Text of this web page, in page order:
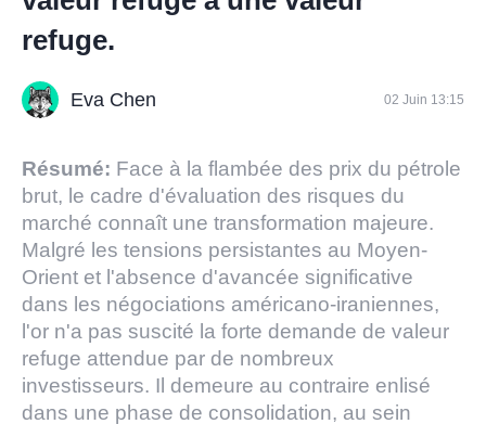
refuge.
Eva Chen 02 Juin 13:15
Résumé: Face à la flambée des prix du pétrole
brut, le cadre d'évaluation des risques du
marché connaît une transformation majeure.
Malgré les tensions persistantes au Moyen-
Orient et l'absence d'avancée significative
dans les négociations américano-iraniennes,
l'or n'a pas suscité la forte demande de valeur
refuge attendue par de nombreux
investisseurs. Il demeure au contraire enlisé
dans une phase de consolidation, au sein